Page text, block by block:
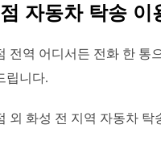
자동차 탁송 이
전역 어디서든 전화 한 통
립니다.
외 화성 전 지역 자동차 탁